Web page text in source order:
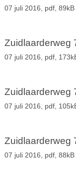
07 juli 2016, pdf, 89kB
Zuidlaarderweg
07 juli 2016, pdf,
Zuidlaarderweg
07 juli 2016, pdf,
Zuidlaarderweg
07 juli 2016, pdf, 88kB